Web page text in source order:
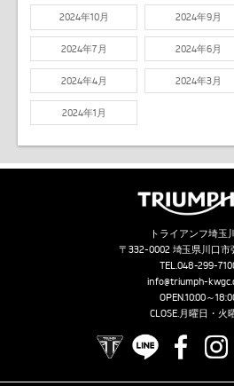
2024年10月 2024年9月
2024年7月 2024年6月
2024年4月 2024年3月
2024年1月
トライアンフ埼玉
〒332-0002 埼玉県川口市
TEL.048-299-
info@triumph-
OPEN.10:00～
CLOSE.月曜日・火
TRIUMPH OFFICIAL
LINE